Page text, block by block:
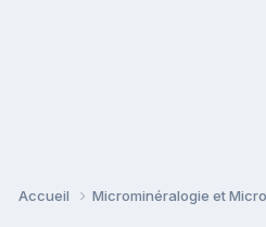
Accueil Microminéralogie et